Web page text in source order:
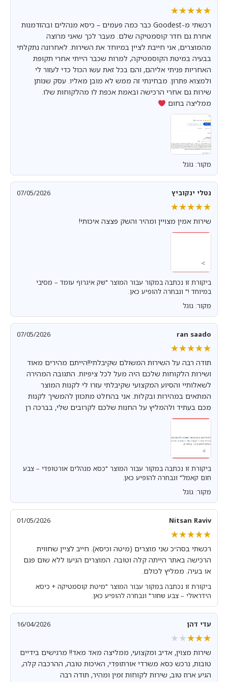
★★★★★
★★★★★
רכשתי מ-Goodest כבר כמה פעמים – כיסא מנהלים ובהזדמנות
אחרת גם חדר קוסמטיקה שלם. מעבר לכך שאני מרוצה
מהמוצרים, אני חייבת לציין במיוחד את השירות. לאחרונה נתקלתי
בבעיה במיטת הקוסמטיקה, למרות שכבר הייתי אחרי תקופת
האחריות פניתי אליהם, והם בכל זאת עשו הכול כדי לעזור לי
ולמצוא פתרון. מבחינתי זה ממש לא מובן מאליו. עסק שנותן
שירות גם אחרי הרכישה ובאמת אכפת לו מהלקוחות שלו.
ממליצה בחום
מקור: גוגל
נטלי ינקוביץ 07/05/2026
★★★★★
★★★★★
שירות אמין מצויין ומהיר והשק פצצה איכותי!
ביקורת זו נכתבה במקור עבור המוצר "שק איגרוף עומד – מסיבי
במיוחד !" ונבחרה להופיע כאן.
מקור: גוגל
ran saado
07/05/2026
★★★★★
★★★★★
תודה רבה על השירות המשולם שקיבלתי!!הייתם מהירים מאוד
ושירות הלקוחות שלכם היה מעל לכל ציפיות. התגובה המהירה
לשאלותיי והסיוע המקצועי שקיבלתי עזרו לי לקנות המוצר
המתאים במהירות ובקלות. אני בהחלט מתכוון להמשיך לקנות
מכם בעתיד ולהמליץ על החנות שלכם לקרובים שלי, בברכה רן
ביקורת זו נכתבה במקור עבור המוצר "כסא מנהלים אורטופדי – צבע
חום קאמל" ונבחרה להופיע כאן.
מקור: גוגל
Nitsan Raviv
01/05/2026
★★★★★
★★★★★
רכשתי בסה״כ שני מוצרים (מיטה וכיסא). חייב לציין שחווית
הרכישה באתר הייתה קלה וטובה. המוצרים הגיעו ללא שום פגם
או בעיה. ממליץ לכולם.
ביקורת זו נכתבה במקור עבור המוצר "מיטת קוסמטיקה + כיסא
הידראולי – צבע שחור" ונבחרה להופיע כאן.
עדי דהן 16/04/2026
★★★★★
★★★★★
שירות מצוין, אדיב ומקצועי, ממליצה מאד מאד!! מרגישים בידיים
טובות, נרכש כסא משרדי אורתופדי, האיכות טובה, ההרכבה קלה,
הגיע ארוז טוב, שירות לקוחות זמין ומהיר, תודה רבה